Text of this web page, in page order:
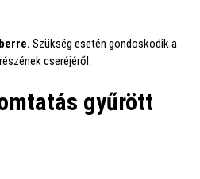
Szükség esetén gondoskodik a
cseréjéről.
gyűrött